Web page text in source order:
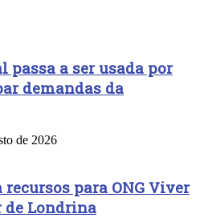
a ser usada por
demandas da
de 2026
para ONG Viver
de Londrina